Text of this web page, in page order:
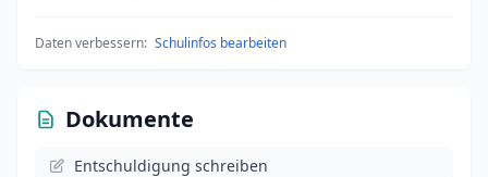
Daten verbessern: Schulinfos bearbeiten
Dokumente
Entschuldigung schreiben